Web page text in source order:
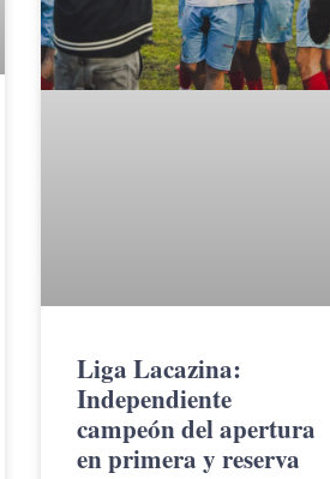
Liga Lacazina:
Independiente
campeón del apertura
en primera y reserva